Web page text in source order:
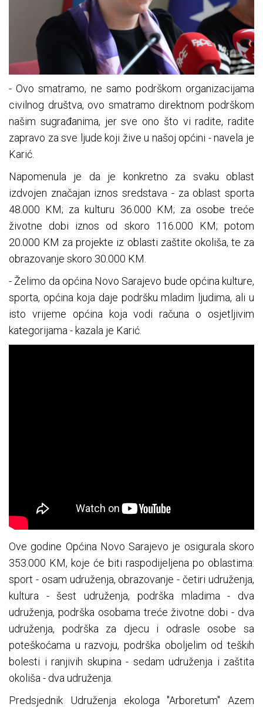
- Ovo smatramo, ne samo podrškom organizacijama
civilnog društva, ovo smatramo direktnom podrškom
našim sugrađanima, jer sve ono što vi radite, radite
zapravo za sve ljude koji žive u našoj općini - navela je
Karić.
Napomenula je da je konkretno za svaku oblast
izdvojen značajan iznos sredstava - za oblast sporta
48.000 KM; za kulturu 36.000 KM; za osobe treće
životne dobi iznos od skoro 116.000 KM; potom
20.000 KM za projekte iz oblasti zaštite okoliša, te za
obrazovanje skoro 30.000 KM.
- Želimo da općina Novo Sarajevo bude općina kulture,
sporta, općina koja daje podršku mladim ljudima, ali u
isto vrijeme općina koja vodi računa o osjetljivim
kategorijama - kazala je Karić.
Ove godine Općina Novo Sarajevo je osigurala skoro
353.000 KM, koje će biti raspodijeljena po oblastima:
sport - osam udruženja, obrazovanje - četiri udruženja,
kultura - šest udruženja, podrška mladima - dva
udruženja, podrška osobama treće životne dobi - dva
udruženja, podrška za djecu i odrasle osobe sa
poteškoćama u razvoju, podrška oboljelim od teških
bolesti i ranjivih skupina - sedam udruženja i zaštita
okoliša - dva udruženja.
Predsjednik Udruženja ekologa "Arboretum" Azem